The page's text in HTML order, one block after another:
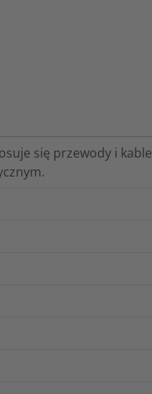
się przewody i kable